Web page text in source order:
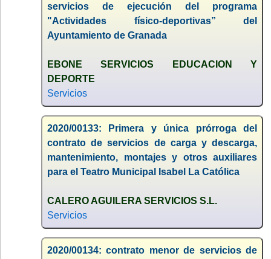
servicios de ejecución del programa
"Actividades físico-deportivas” del
Ayuntamiento de Granada
EBONE SERVICIOS EDUCACION Y
DEPORTE
Servicios
2020/00133: Primera y única prórroga del
contrato de servicios de carga y descarga,
mantenimiento, montajes y otros auxiliares
para el Teatro Municipal Isabel La Católica
CALERO AGUILERA SERVICIOS S.L.
Servicios
2020/00134: contrato menor de servicios de